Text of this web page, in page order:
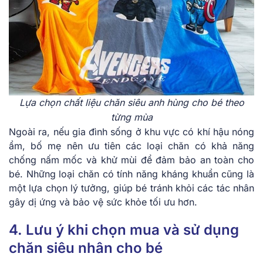
Lựa chọn chất liệu chăn siêu anh hùng cho bé theo
từng mùa
Ngoài ra, nếu gia đình sống ở khu vực có khí hậu nóng
ẩm, bố mẹ nên ưu tiên các loại chăn có khả năng
chống nấm mốc và khử mùi để đảm bảo an toàn cho
bé. Những loại chăn có tính năng kháng khuẩn cũng là
một lựa chọn lý tưởng, giúp bé tránh khỏi các tác nhân
gây dị ứng và bảo vệ sức khỏe tối ưu hơn.
4. Lưu ý khi chọn mua và sử dụng
chăn siêu nhân cho bé